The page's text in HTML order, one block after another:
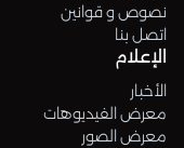
نصوص و قوانين
اتصل بنا
الإعلام
الأخبار
معرض الفيديوهات
معرض الصور